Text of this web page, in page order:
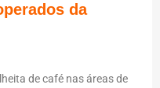
da
de café nas áreas de